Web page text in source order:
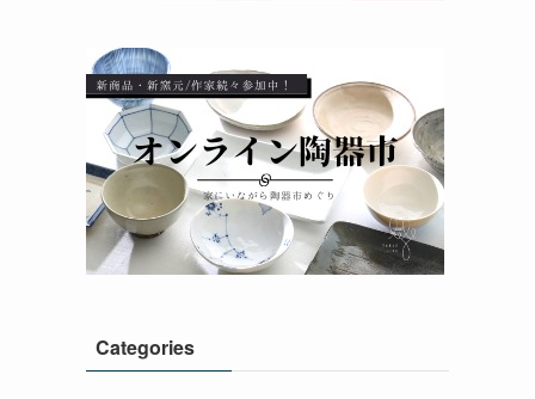
Categories